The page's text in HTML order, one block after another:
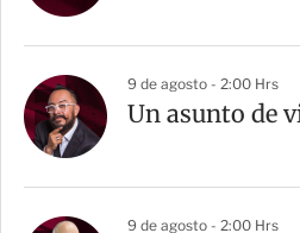
9 de agosto - 2:00 Hrs
Un asunto de
9 de agosto - 2:00 Hrs